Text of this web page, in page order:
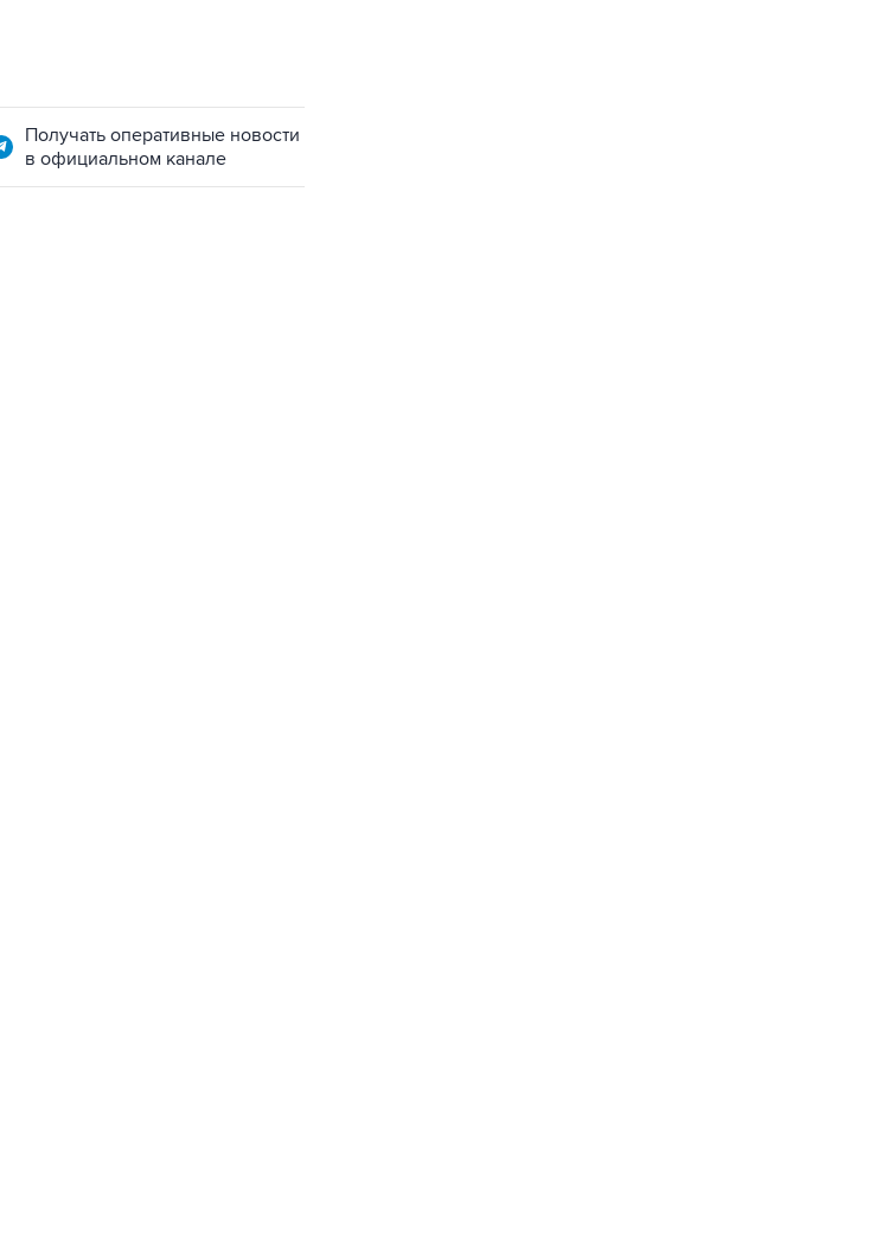
Получать оперативные новости
в официальном канале